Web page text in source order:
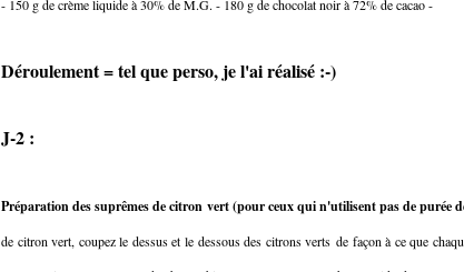
- 150 g de crème liquide à 30% de M.G. - 180 g de chocolat noir à 72% de cacao -
Déroulement = tel que perso, je l'ai réalisé :-)
J-2 :
Préparation des suprêmes de citron vert (pour ceux qui n'utilisent pas de purée
de citron vert, coupez le dessus et le dessous des citrons verts de façon à ce que